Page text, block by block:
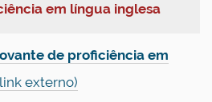
em língua inglesa
de proficiência em
externo)